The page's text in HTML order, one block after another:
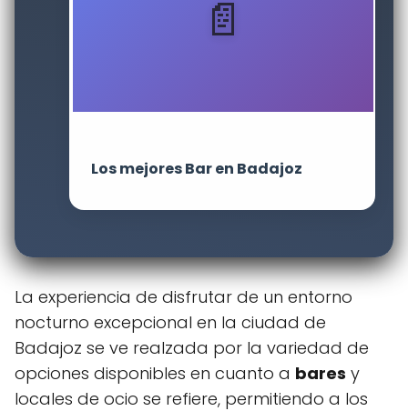
Los mejores Bar en Badajoz
La experiencia de disfrutar de un entorno
nocturno excepcional en la ciudad de
Badajoz se ve realzada por la variedad de
opciones disponibles en cuanto a bares y
locales de ocio se refiere, permitiendo a los